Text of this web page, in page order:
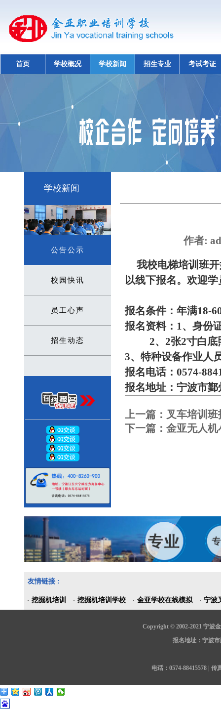
首页 学校概况 学校新闻 招生专业 考试考证
学校新闻
公告公示
校园快讯
员工心声
招生动态
作者:
我校电梯培训班
以线下报名。欢迎
报名条件：年满18-
报名资料：1、身份
2、2张2寸白底
3、特种设备作业人
报名电话：0574-
报名地址：宁波市
上一篇： 叉车培训
下一篇：金亚无人
友情链接 :
挖掘机培训 挖掘机培训学校 金亚学校在线模拟 宁波
Copyright © 2002-2021 宁波
报名地址：宁波
电话：0574-88415578 | 传